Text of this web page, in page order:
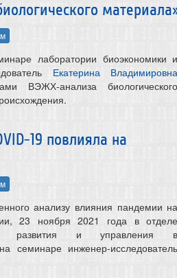
лаборатории биоэкономики и
Екатерина Владимировна
ВЭЖХ-анализа биологического
19 повлияла на
анализу влияния пандемии на
23 ноября 2021 года в отделе
развития и управления в
семинаре инженер-исследователь